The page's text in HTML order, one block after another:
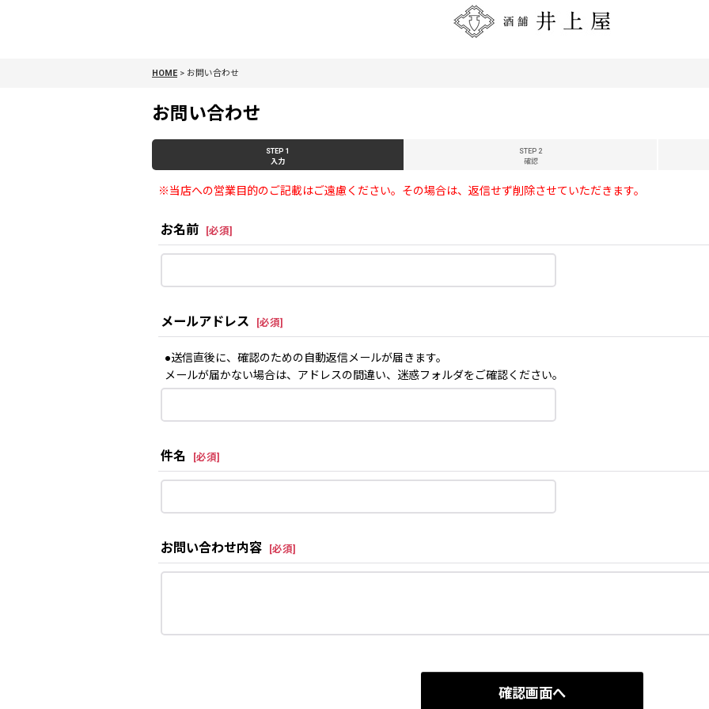
HOME > お問い合わせ
お問い合わせ
STEP 1
入力
STEP 2
確認
※当店への営業目的のご記載はご遠慮ください。その場合は、返信せず削除させていただきます。
お名前 [必須]
メールアドレス [必須]
●送信直後に、確認のための自動返信メールが届きます。
メールが届かない場合は、アドレスの間違い、迷惑フォルダをご確認ください。
件名 [必須]
お問い合わせ内容 [必須]
確認画面へ